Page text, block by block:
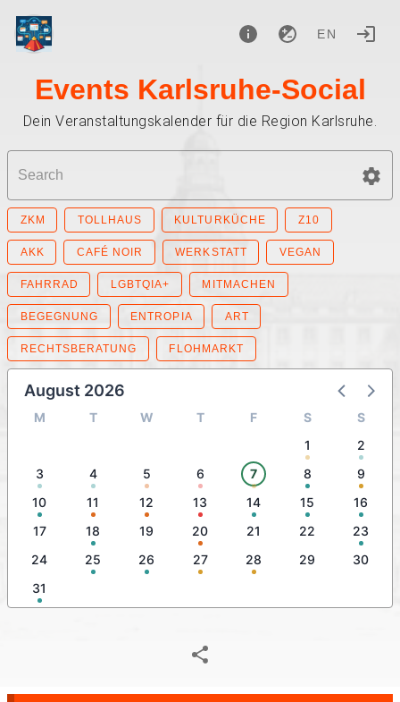
EN
Events Karlsruhe-Social
Dein Veranstaltungskalender für die Region Karlsruhe.
ZKM TOLLHAUS KULTURKÜCHE Z10
AKK CAFÉ NOIR WERKSTATT VEGAN
FAHRRAD LGBTQIA+ MITMACHEN
BEGEGNUNG ENTROPIA ART
RECHTSBERATUNG FLOHMARKT
August 2026
M T W T F S
S
1
2
3
4 5 6 7 8
9
10
11 12 13 14 15
16
17
18 19 20 21 22
23
24
25 26 27 28 29
30
31